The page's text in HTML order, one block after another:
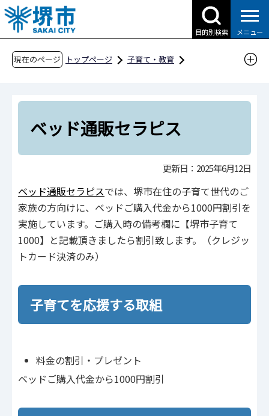
こ
の
ペ
目的別検索 メニュー
現在のページ トップページ
子育て・教育
その他安心な子育て環境に関わる取組
さかい子育て応援団
西区
ベッド通販セラピス
ベッド通販セラピス
更新日：2025年6月12日
ベッ ド通販セラピスでは、堺市在住の子育て世代のご
家族の方向けに、ベッドご購入代金から1000円割引を
実施しています。ご購入時の備考欄に【堺市子育て
1000】と記載頂きましたら割引致します。（クレジッ
トカード決済のみ）
子育てを応援する取組
料金の割引・プレゼント
ベッドご購入代金から1000円割引